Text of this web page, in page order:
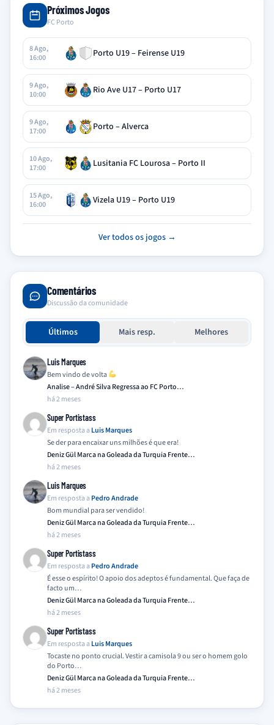
Próximos Jogos
FC Porto
8 Ago,
16:00
Porto U19 – Feirense U19
9 Ago,
10:00
Rio Ave U17 – Porto U17
9 Ago,
17:00
Porto – Alverca
10 Ago,
17:00
Lusitania FC Lourosa – Porto II
15 Ago,
16:00
Vizela U19 – Porto U19
Ver todos os jogos →
Comentários
Discussão da comunidade
Últimos Mais resp. Melhores
Luis Marques
Bem vindo de volta
Analise – André Silva Regressa ao FC Porto…
há 2 meses
Super Portistass
Em resposta a Luis Marques
Se der para encaixar uns milhões é que era!
Deniz Gül Marca na Goleada da Turquia Frente…
há 2 meses
Luis Marques
Em resposta a Pedro Andrade
Bom mundial para ser vendido!
Deniz Gül Marca na Goleada da Turquia Frente…
há 2 meses
Super Portistass
Em resposta a Pedro Andrade
É esse o espírito! O apoio dos adeptos é fundamental. Que faça de
facto um…
Deniz Gül Marca na Goleada da Turquia Frente…
há 2 meses
Super Portistass
Em resposta a Luis Marques
Tocaste no ponto crucial. Vestir a camisola 9 ou ser o homem golo
do Porto…
Deniz Gül Marca na Goleada da Turquia Frente…
há 2 meses